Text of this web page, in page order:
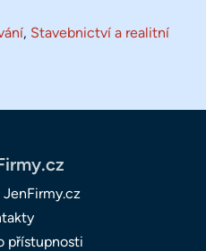
, Stavebnictví a realitní
přístupnosti